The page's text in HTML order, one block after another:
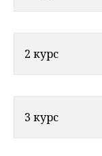
2 курс
3 курс